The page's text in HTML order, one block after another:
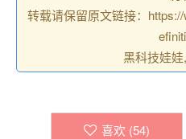
转载请保留原文链接：
黑科技娃
喜欢 (54)